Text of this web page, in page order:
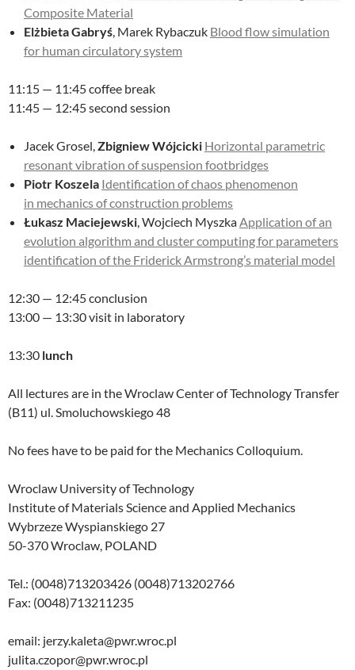
Composite Material
Elżbieta Gabryś, Marek Rybaczuk Blood flow simulation
for human circulatory system
11:15 — 11:45 coffee break
11:45 — 12:45 second session
Jacek Grosel,Zbigniew Wójcicki Horizontal parametric
resonant vibration of suspension footbridges
Piotr Koszela Identification of chaos phenomenon
in mechanics of construction problems
Łukasz Maciejewski, Wojciech MyszkaApplication of an
evolution algorithm and cluster computing for parameters
identification of the Friderick Armstrong’s material model
12:30 — 12:45 conclusion
13:00 — 13:30 visit in laboratory
13:30 lunch
All lectures are in the Wroclaw Center of Technology Transfer
(B11) ul. Smoluchowskiego 48
No fees have to be paid for the Mechanics Colloquium.
Wroclaw University of Technology
Institute of Materials Science and Applied Mechanics
Wybrzeze Wyspianskiego 27
50-370 Wroclaw, POLAND
Tel.: (0048)713203426 (0048)713202766
Fax: (0048)713211235
email: jerzy.kaleta@pwr.wroc.pl
julita.czopor@pwr.wroc.pl